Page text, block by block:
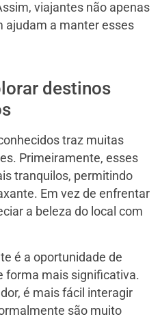
viajantes não apenas
ajudam a manter esses
destinos
traz muitas
Primeiramente, esses
tranquilos, permitindo
Em vez de enfrentar
a beleza do local com
é a oportunidade de
forma mais significativa.
é mais fácil interagir
são muito